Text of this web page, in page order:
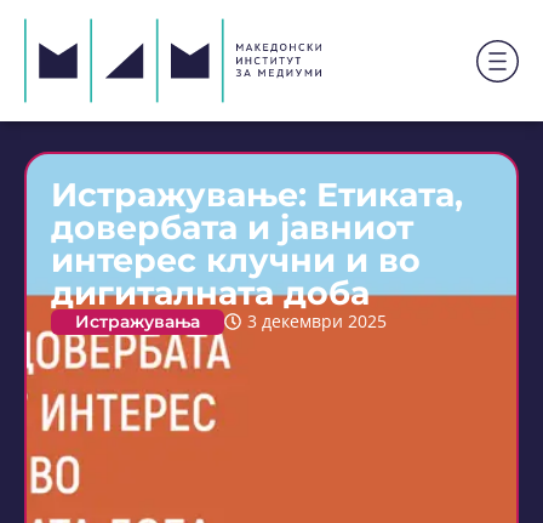
Истражување: Етиката,
довербата и јавниот
интерес клучни и во
дигиталната доба
Истражувања 3 декември 2025